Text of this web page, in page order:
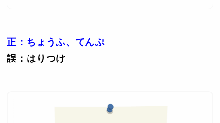
正：ちょうふ、てんぷ
誤：はりつけ